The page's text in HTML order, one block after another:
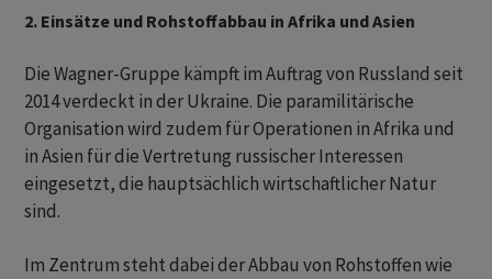
2. Einsätze und Rohstoffabbau in Afrika und Asien
Die Wagner-Gruppe kämpft im Auftrag von Russland seit
2014 verdeckt in der Ukraine. Die paramilitärische
Organisation wird zudem für Operationen in Afrika und
in Asien für die Vertretung russischer Interessen
eingesetzt, die hauptsächlich wirtschaftlicher Natur
sind.
Im Zentrum steht dabei der Abbau von Rohstoffen wie